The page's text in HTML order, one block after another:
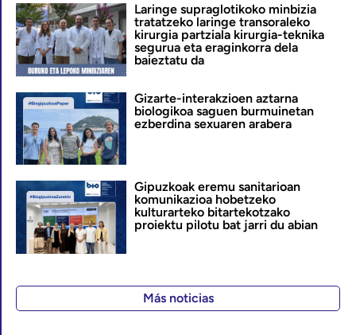
Laringe supraglotikoko minbizia
tratatzeko laringe transoraleko
kirurgia partziala kirurgia-teknika
segurua eta eraginkorra dela
baieztatu da
Gizarte-interakzioen aztarna
biologikoa saguen burmuinetan
ezberdina sexuaren arabera
Gipuzkoak eremu sanitarioan
komunikazioa hobetzeko
kulturarteko bitartekotzako
proiektu pilotu bat jarri du abian
Más noticias